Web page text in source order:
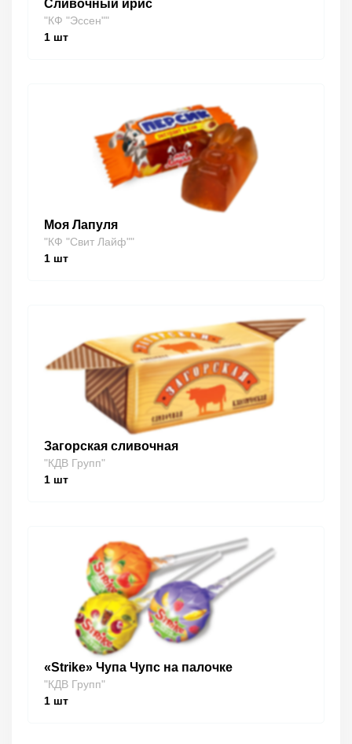
Сливочный ирис
"КФ "Эссен""
1 шт
Моя Лапуля
"КФ "Свит Лайф""
1 шт
Загорская сливочная
"КДВ Групп"
1 шт
«Strike» Чупа Чупс на палочке
"КДВ Групп"
1 шт